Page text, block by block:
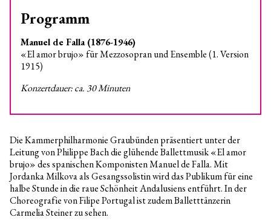
Die Kammerphilharmonie Graubünden präsentiert unter der
Leitung von Philippe Bach die glühende Ballettmusik «El amor
brujo» des spanischen Komponisten Manuel de Falla. Mit
Jordanka Milkova als Gesangssolistin wird das Publikum für eine
halbe Stunde in die raue Schönheit Andalusiens entführt. In der
Choreografie von Filipe Portugal ist zudem Balletttänzerin
Carmelia Steiner zu sehen.
Programm
Manuel de Falla (1876-1946)
«El amor brujo» für Mezzosopran und Ensemble (1. Version
1915)
Konzertdauer: ca. 30 Minuten